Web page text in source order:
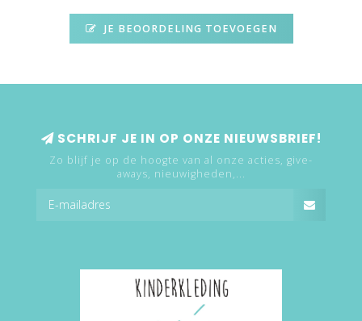
JE BEOORDELING TOEVOEGEN
SCHRIJF JE IN OP ONZE NIEUWSBRIEF!
Zo blijf je op de hoogte van al onze acties, give-
aways, nieuwigheden,...